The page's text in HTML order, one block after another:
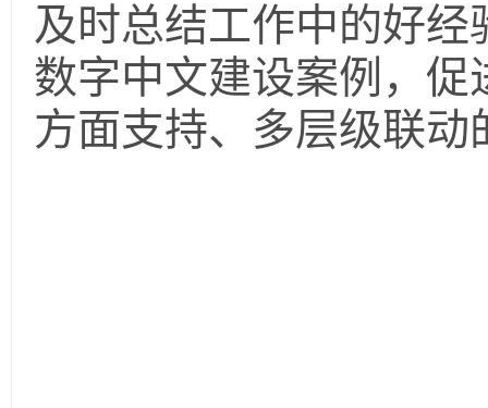
及时总结工作中的好
数字中文建设案例，
方面支持、多层级联动